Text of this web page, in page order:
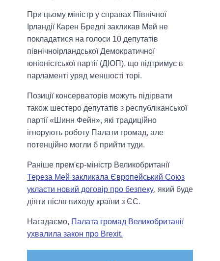
При цьому міністр у справах Північної
Ірландії Карен Бредлі закликав Мей не
покладатися на голоси 10 депутатів
північноірландської Демократичної
юніоністської партії (ДЮП), що підтримує в
парламенті уряд меншості торі.
Позиції консерваторів можуть підірвати
також шестеро депутатів з республіканської
партії «Шинн Фейн», які традиційно
ігнорують роботу Палати громад, але
потенційно могли б прийти туди.
Раніше прем'єр-міністр Великобританії
Тереза ​​Мей закликала Європейський Союз
укласти новий договір про безпеку, який буде
діяти після виходу країни з ЄС.
Нагадаємо, Палата громад Великобританії
ухвалила закон про Brexit.